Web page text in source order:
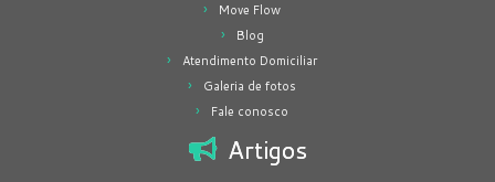
Move Flow
Blog
Atendimento Domiciliar
Galeria de fotos
Fale conosco
Artigos